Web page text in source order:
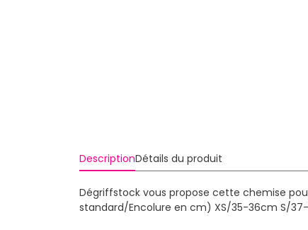
DescriptionDétails du produit
Dégriffstock vous propose cette chemise
standard/Encolure en cm) XS/35-36cm S/